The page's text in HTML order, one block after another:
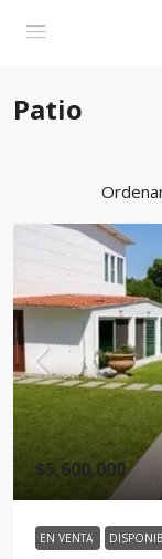
Patio
$5,600,000
EN VENTA